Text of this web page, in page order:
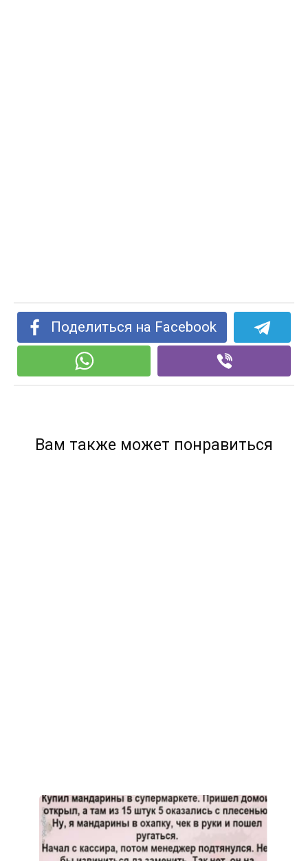
Поделиться на Facebook
Вам также может понравиться